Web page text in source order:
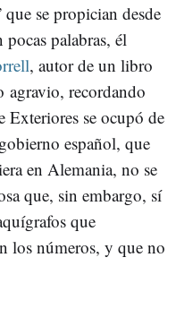
que se propician desde
palabras, él
, autor de un libro
agravio, recordando
Exteriores se ocupó de
español, que
en Alemania, no se
que, sin embargo, sí
que
los números, y que no